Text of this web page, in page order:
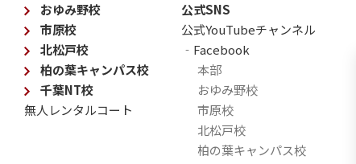
おゆみ野校
市原校
北松戸校
柏の葉キャンパス校
千葉NT校
無人レンタルコート
公式SNS
公式YouTubeチャンネル
‐Facebook
本部
おゆみ野校
市原校
北松戸校
柏の葉キャンパス校